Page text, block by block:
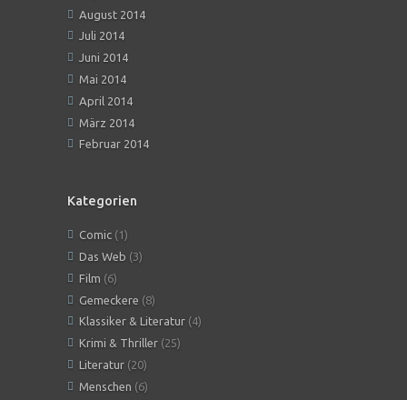
August 2014
Juli 2014
Juni 2014
Mai 2014
April 2014
März 2014
Februar 2014
Kategorien
Comic (1)
Das Web (3)
Film (6)
Gemeckere (8)
Klassiker & Literatur (4)
Krimi & Thriller (25)
Literatur (20)
Menschen (6)